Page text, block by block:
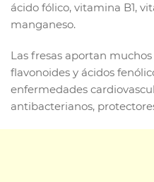
ácido fólico, vitamina B1,
manganeso.
Las fresas aportan
flavonoides y ácidos
enfermedades
antibacterianos,